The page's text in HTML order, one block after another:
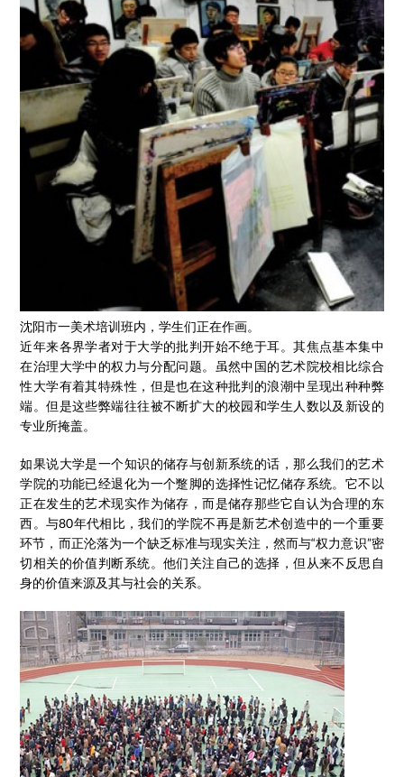
沈阳市一美术培训班内，学生们正在作画。
近年来各界学者对于大学的批判开始不绝于耳。其焦点基本集中
在治理大学中的权力与分配问题。虽然中国的艺术院校相比综合
性大学有着其特殊性，但是也在这种批判的浪潮中呈现出种种弊
端。但是这些弊端往往被不断扩大的校园和学生人数以及新设的
专业所掩盖。
如果说大学是一个知识的储存与创新系统的话，那么我们的艺术
学院的功能已经退化为一个蹩脚的选择性记忆储存系统。它不以
正在发生的艺术现实作为储存，而是储存那些它自认为合理的东
西。与80年代相比，我们的学院不再是新艺术创造中的一个重要
环节，而正沦落为一个缺乏标准与现实关注，然而与“权力意识”密
切相关的价值判断系统。他们关注自己的选择，但从来不反思自
身的价值来源及其与社会的关系。